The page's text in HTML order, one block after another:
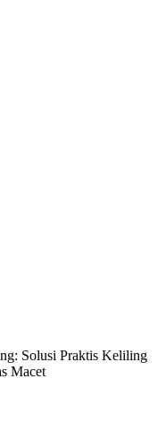
Solusi Praktis Keliling
Macet